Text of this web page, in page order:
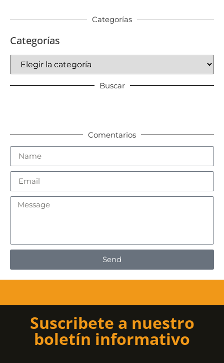
Categorías
Categorías
Buscar
Comentarios
Send
Suscribete a nuestro
boletín informativo